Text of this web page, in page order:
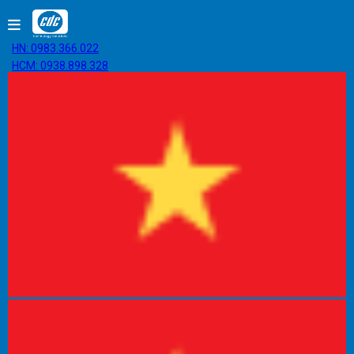
HN: 0983.366.022
HCM: 0938.898.328